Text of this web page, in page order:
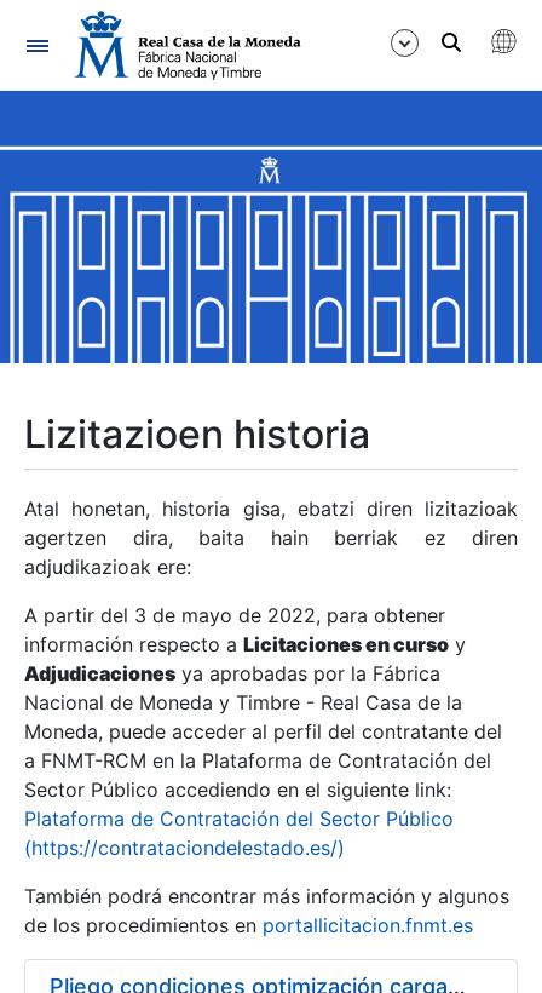
Nabigazioa
Erakutsi/Ezkutatu
Erakutsi/Ezkutatu
Erakutsi/Ezkutatu
Erakutsi/Ezkutatu
Erakutsi/Ezkutatu
Erakutsi/Ezkutatu
Erakutsi/Ezkutatu
Lizitazioen historia
Atal honetan, historia gisa, ebatzi diren lizitazioak
agertzen dira, baita hain berriak ez diren
adjudikazioak ere:
A partir del 3 de mayo de 2022, para obtener
información respecto a Licitaciones en curso y
Adjudicaciones ya aprobadas por la Fábrica
Nacional de Moneda y Timbre - Real Casa de la
Moneda, puede acceder al perfil del contratante del
a FNMT-RCM en la Plataforma de Contratación del
Sector Público accediendo en el siguiente link:
Plataforma de Contratación del Sector Público
(https://contrataciondelestado.es/)
También podrá encontrar más información y algunos
de los procedimientos en portallicitacion.fnmt.es
Pliego condiciones optimización cargas compras firmado